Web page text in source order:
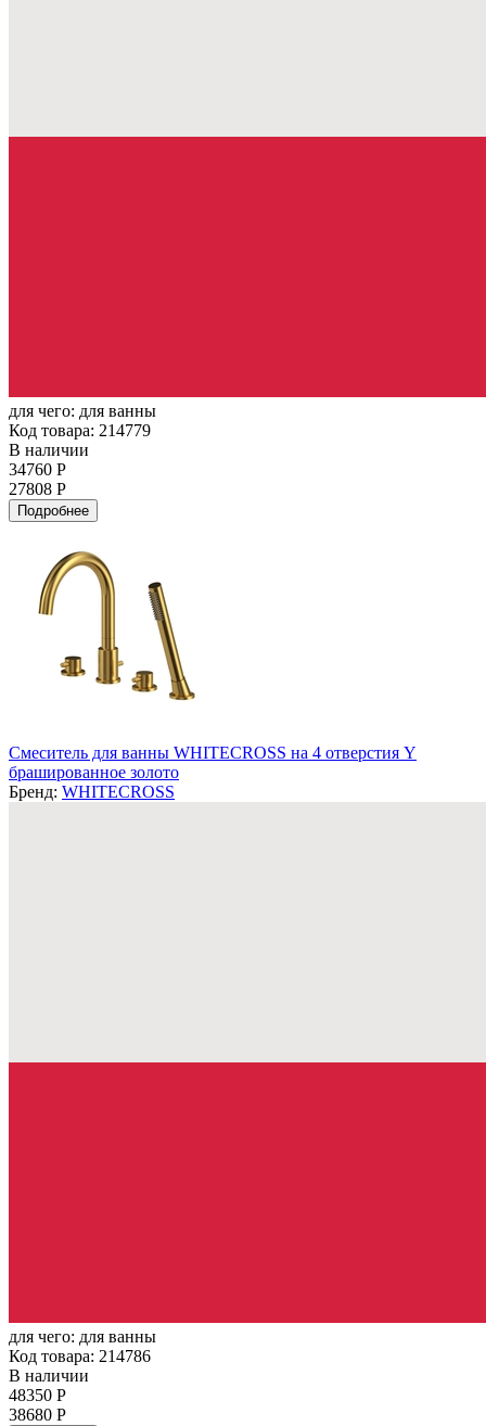
для чего: для ванны
Код товара: 214779
В наличии
34760 Р
27808 Р
Подробнее
Смеситель для ванны WHITECROSS на 4 отверстия Y
брашированное золото
Бренд: WHITECROSS
для чего: для ванны
Код товара: 214786
В наличии
48350 Р
38680 Р